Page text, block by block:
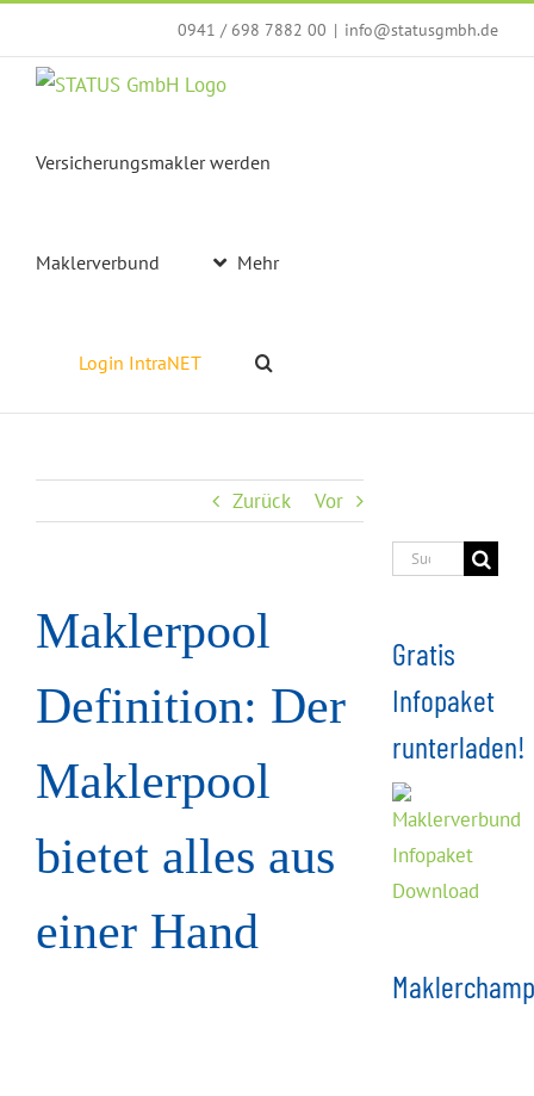
Inhalt
springen
0941 / 698 7882 00 | info@statusgmbh.de
Versicherungsmakler werden
Maklerverbund Mehr
Login IntraNET
Zurück Vor
Maklerpool
Definition: Der
Maklerpool
bietet alles aus
einer Hand
Suche
Gratis
Infopaket
runterladen!